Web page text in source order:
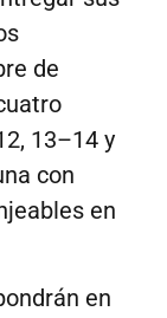
de
13–14 y
con
en
en